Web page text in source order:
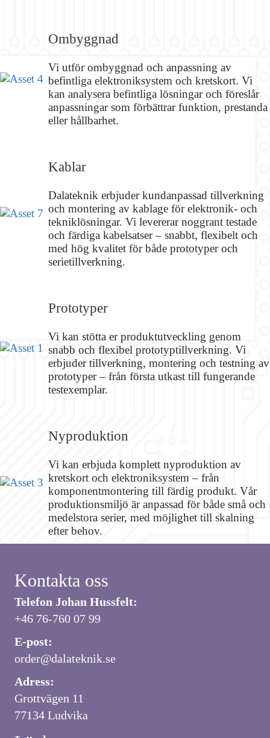
Ombyggnad
Vi utför ombyggnad och anpassning av
befintliga elektroniksystem och kretskort. Vi
kan analysera befintliga lösningar och föreslår
anpassningar som förbättrar funktion, prestanda
eller hållbarhet.
Kablar
Dalateknik erbjuder kundanpassad tillverkning
och montering av kablage för elektronik- och
tekniklösningar. Vi levererar noggrant testade
och färdiga kabelsatser – snabbt, flexibelt och
med hög kvalitet för både prototyper och
serietillverkning.
Prototyper
Vi kan stötta er produktutveckling genom
snabb och flexibel prototyptillverkning. Vi
erbjuder tillverkning, montering och testning av
prototyper – från första utkast till fungerande
testexemplar.
Nyproduktion
Vi kan erbjuda komplett nyproduktion av
kretskort och elektroniksystem – från
komponentmontering till färdig produkt. Vår
produktionsmiljö är anpassad för både små och
medelstora serier, med möjlighet till skalning
efter behov.
Kontakta oss
Telefon Johan Hussfelt:
+46 76-760 07 99
E-post:
order@dalateknik.se
Adress:
Grottvägen 11
77134 Ludvika